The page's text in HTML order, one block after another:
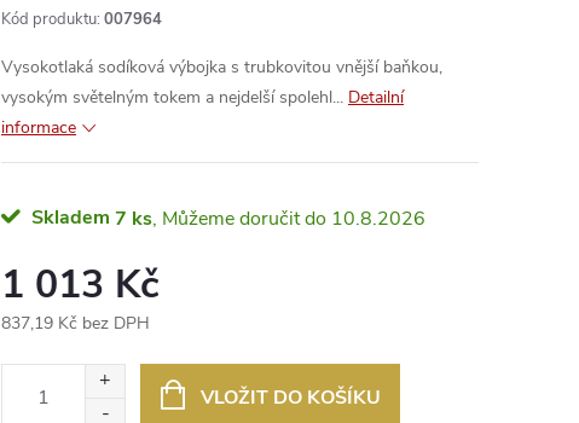
Kód produktu: 007964
Vysokotlaká sodíková výbojka s trubkovitou vnější baňkou,
vysokým světelným tokem a nejdelší spolehl... Detailní
informace
Skladem 7 ks 10.8.2026
1 013 Kč
837,19 Kč bez DPH
VLOŽIT DO KOŠÍKU